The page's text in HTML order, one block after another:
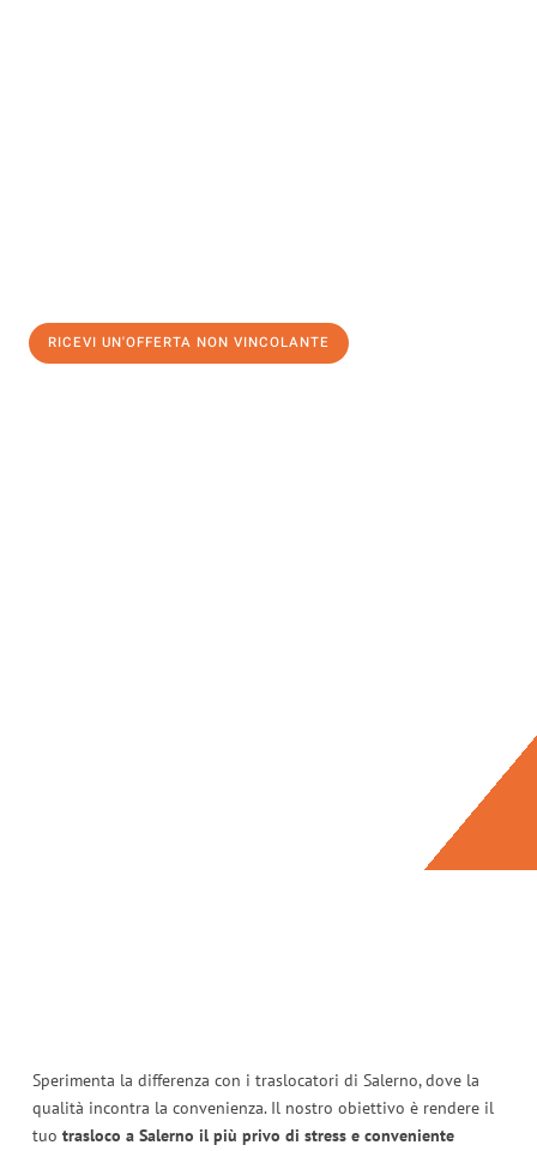
RICEVI UN'OFFERTA NON VINCOLANTE
Sperimenta la differenza con i traslocatori di Salerno, dove la
qualità incontra la convenienza. Il nostro obiettivo è rendere il
tuo trasloco a Salerno il più privo di stress e conveniente